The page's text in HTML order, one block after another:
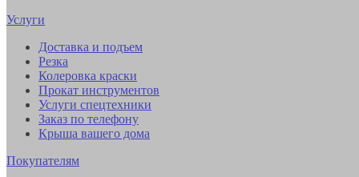
Услуги
Доставка и подъем
Резка
Колеровка краски
Прокат инструментов
Услуги спецтехники
Заказ по телефону
Крыша вашего дома
Покупателям